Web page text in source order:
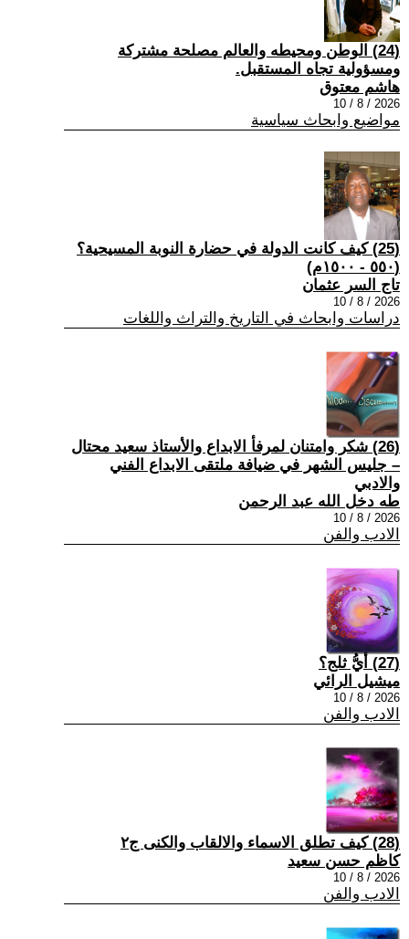
(24) الوطن ومحيطه والعالم مصلحة مشتركة
ومسؤولية تجاه المستقبل.
هاشم معتوق
2026 / 8 / 10
مواضيع وابحاث سياسية
(25) كيف كانت الدولة في حضارة النوبة المسيحية؟
(٥٥٠ - ١٥٠٠م)
تاج السر عثمان
2026 / 8 / 10
دراسات وابحاث في التاريخ والتراث واللغات
(26) شكر وامتنان لمرفأ الابداع والأستاذ سعيد محتال
– جليس الشهر في ضيافة ملتقى الابداع الفني
والادبي
طه دخل الله عبد الرحمن
2026 / 8 / 10
الادب والفن
(27) أيُّ ثلج؟
ميشيل الرائي
2026 / 8 / 10
الادب والفن
(28) كيف تطلق الاسماء والالقاب والكنى ج٢
كاظم حسن سعيد
2026 / 8 / 10
الادب والفن